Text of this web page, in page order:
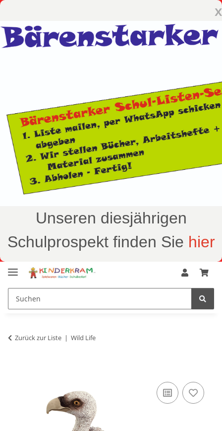
x
Unseren diesjährigen
Schulprospekt finden Sie hier
Zurück zur Liste Wild Life